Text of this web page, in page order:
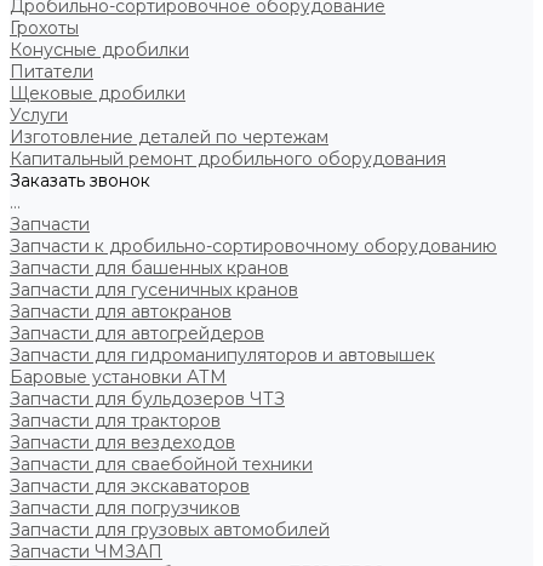
Дробильно-сортировочное оборудование
Грохоты
Конусные дробилки
Питатели
Щековые дробилки
Услуги
Изготовление деталей по чертежам
Капитальный ремонт дробильного оборудования
Заказать звонок
...
Запчасти
Запчасти к дробильно-сортировочному оборудованию
Запчасти для башенных кранов
Запчасти для гусеничных кранов
Запчасти для автокранов
Запчасти для автогрейдеров
Запчасти для гидроманипуляторов и автовышек
Баровые установки АТМ
Запчасти для бульдозеров ЧТЗ
Запчасти для тракторов
Запчасти для вездеходов
Запчасти для сваебойной техники
Запчасти для экскаваторов
Запчасти для погрузчиков
Запчасти для грузовых автомобилей
Запчасти ЧМЗАП